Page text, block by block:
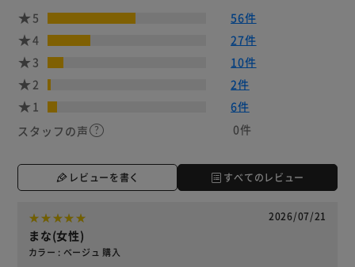
5
56件
4
27件
3
10件
2
2件
1
6件
スタッフの声
0件
レビューを書く すべてのレビュー
2026/07/21
まな(女性)
カラー : ベージュ 購入